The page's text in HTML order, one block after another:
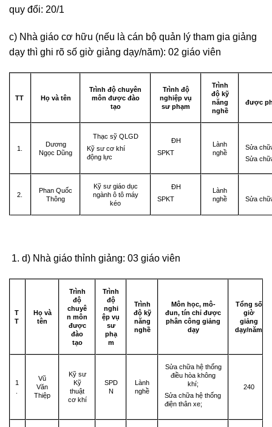
quy đổi: 20/1
c) Nhà giáo cơ hữu (nếu là cán bộ quản lý tham gia giảng
dạy thì ghi rõ số giờ giảng dạy/năm): 02 giáo viên
TT Họ và tên
Trình độ chuyên
môn được đào
tạo
Trình độ
nghiệp vụ
sư phạm
Trình
độ kỹ
năng
nghề
được
1.
Dương
Ngọc Dũng
Thạc sỹ QLGD
Kỹ sư cơ khí
động lực
ĐH
SPKT
Lành
nghề
Sửa
Sửa
2.
Phan Quốc
Thông
Kỹ sư giáo dục
ngành ô tô máy
kéo
ĐH
SPKT
Lành
nghề
Sửa
d) Nhà giáo thỉnh giảng: 03 giáo viên
T
T
Họ và
tên
Trình
độ
chuyê
n môn
được
đào
tạo
Trình
độ
nghi
ệp vụ
sư
phạ
m
Trình
độ kỹ
năng
nghề
Môn học, mô-
đun, tín chỉ được
phân công giảng
dạy
Tổng số
giờ
giảng
dạy/năm
1
Vũ
Văn
Thiệp
Kỹ sư
Kỹ
thuật
cơ khí
SPD
N
Lành
nghề
Sửa chữa hệ thống
điều hòa không
khí;
Sửa chữa hệ thống
điện thân xe;
240